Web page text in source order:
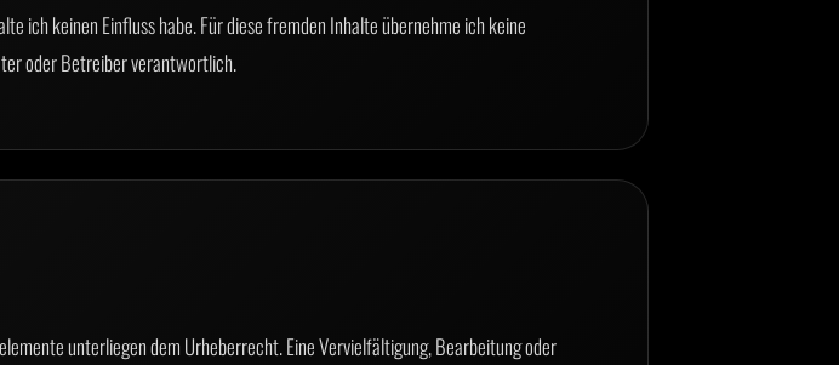
ich keinen Einfluss habe. Für diese fremden Inhalte übernehme ich keine
oder Betreiber verantwortlich.
unterliegen dem Urheberrecht. Eine Vervielfältigung, Bearbeitung oder